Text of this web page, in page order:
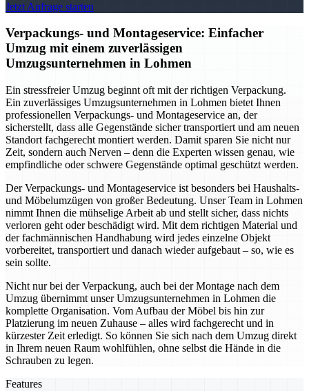
Jetzt Anfrage starten
Verpackungs- und Montageservice: Einfacher
Umzug mit einem zuverlässigen
Umzugsunternehmen in Lohmen
Ein stressfreier Umzug beginnt oft mit der richtigen Verpackung.
Ein zuverlässiges Umzugsunternehmen in Lohmen bietet Ihnen
professionellen Verpackungs- und Montageservice an, der
sicherstellt, dass alle Gegenstände sicher transportiert und am neuen
Standort fachgerecht montiert werden. Damit sparen Sie nicht nur
Zeit, sondern auch Nerven – denn die Experten wissen genau, wie
empfindliche oder schwere Gegenstände optimal geschützt werden.
Der Verpackungs- und Montageservice ist besonders bei Haushalts-
und Möbelumzügen von großer Bedeutung. Unser Team in Lohmen
nimmt Ihnen die mühselige Arbeit ab und stellt sicher, dass nichts
verloren geht oder beschädigt wird. Mit dem richtigen Material und
der fachmännischen Handhabung wird jedes einzelne Objekt
vorbereitet, transportiert und danach wieder aufgebaut – so, wie es
sein sollte.
Nicht nur bei der Verpackung, auch bei der Montage nach dem
Umzug übernimmt unser Umzugsunternehmen in Lohmen die
komplette Organisation. Vom Aufbau der Möbel bis hin zur
Platzierung im neuen Zuhause – alles wird fachgerecht und in
kürzester Zeit erledigt. So können Sie sich nach dem Umzug direkt
in Ihrem neuen Raum wohlfühlen, ohne selbst die Hände in die
Schrauben zu legen.
Features